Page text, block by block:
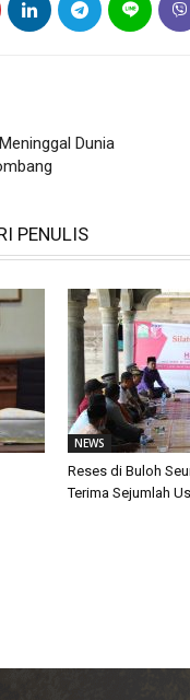
Dunia
PENULIS
NEWS
Reses di Buloh
Terima Sejumlah